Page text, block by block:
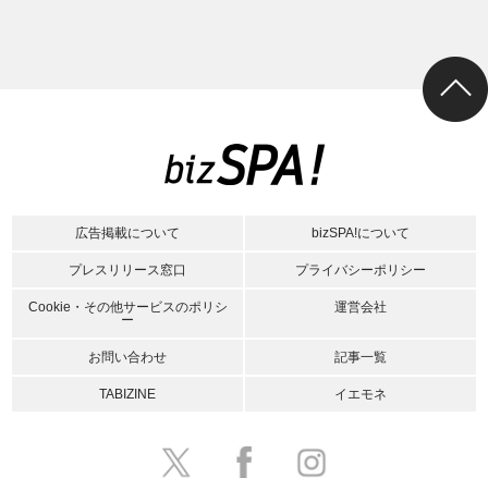
広告掲載について bizSPA!について
プレスリリース窓口 プライバシーポリシー
Cookie・その他サービスのポリシ
ー
運営会社
お問い合わせ 記事一覧
TABIZINE イエモネ